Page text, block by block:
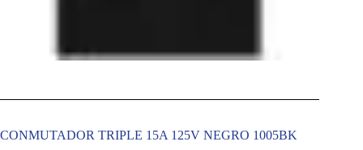
CONMUTADOR TRIPLE 15A 125V NEGRO 1005BK